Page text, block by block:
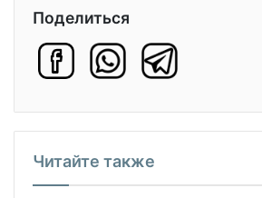
Поделиться
Читайте также